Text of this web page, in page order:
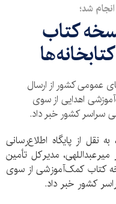
شد؛
نسخه کتاب
عمومی کشور از ارسال
کمک‌آموزشی اهدایی از سوی
سراسر کشور خبر داد.
به نقل از پایگاه اطلاع‌رسانی
مدیرکل تأمین
بیش از ۲۰۰ هزار نسخه کتاب کمک‌آموزشی از سوی
کشور خبر داد.